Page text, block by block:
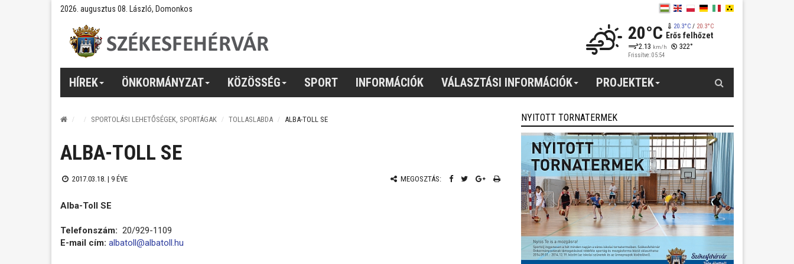
2026. augusztus 08. László, Domonkos
20°C 20.3°C/ 20.3°C
Erős felhőzet
2.13 km/h 322°
Frissítve: 05:54
HÍREK ÖNKORMÁNYZAT KÖZÖSSÉG SPORT INFORMÁCIÓK VÁLASZTÁSI INFORMÁCIÓK PROJEKTEK
SPORTOLÁSI LEHETŐSÉGEK, SPORTÁGAK TOLLASLABDA ALBA-TOLL SE
ALBA-TOLL SE
2017.03.18. | 9 ÉVE MEGOSZTÁS:
Alba-Toll SE
Telefonszám: 20/929-1109
E-mail cím: albatoll@albatoll.hu
NYITOTT TORNATERMEK